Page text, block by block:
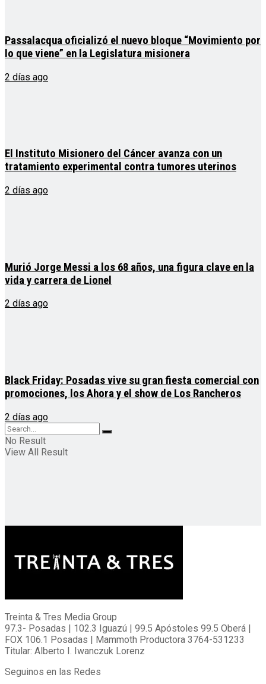
Passalacqua oficializó el nuevo bloque “Movimiento por
lo que viene” en la Legislatura misionera
2 días ago
El Instituto Misionero del Cáncer avanza con un
tratamiento experimental contra tumores uterinos
2 días ago
Murió Jorge Messi a los 68 años, una figura clave en la
vida y carrera de Lionel
2 días ago
Black Friday: Posadas vive su gran fiesta comercial con
promociones, los Ahora y el show de Los Rancheros
2 días ago
No Result
View All Result
Treinta & Tres Media Group
97.3- Posadas | 102.3 Iguazú | 99.5 Apóstoles 99.5 Oberá |
FOX 106.1 Posadas | Mammoth Productora 3764-531233
Titular: Alberto I. Iwanczuk Lorenz
Seguinos en las Redes